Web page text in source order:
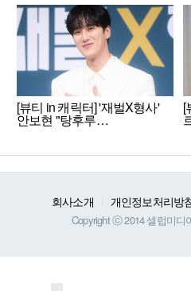
[뷰티 in 캐릭터] '재벌X형사'
안보현 "탕후루…
[
회사소개 개인정보처리방
Copyright ⓒ 2014 셀럽미디